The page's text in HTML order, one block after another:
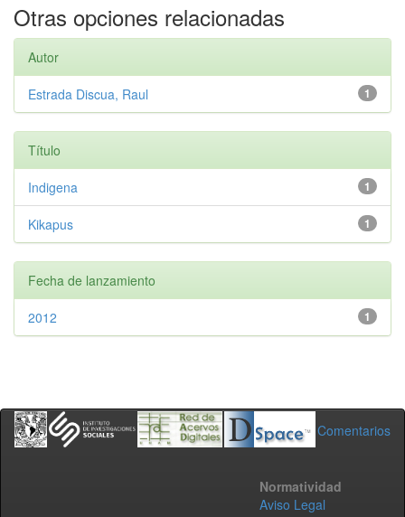
Otras opciones relacionadas
Autor
1
Estrada Discua, Raul
Título
1
Indigena
1
Kikapus
Fecha de lanzamiento
1
2012
Comentarios
Normatividad
Aviso Legal